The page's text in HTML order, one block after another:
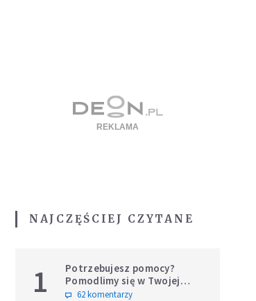
NAJCZĘŚCIEJ CZYTANE
1
Potrzebujesz pomocy?
Pomodlimy się w Twojej
intencji
62 komentarzy